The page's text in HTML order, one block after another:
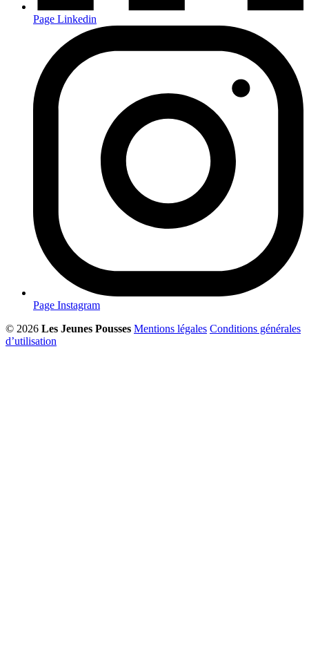
Page Linkedin
Page Instagram
© 2026 Les Jeunes Pousses Mentions légales Conditions générales
d’utilisation